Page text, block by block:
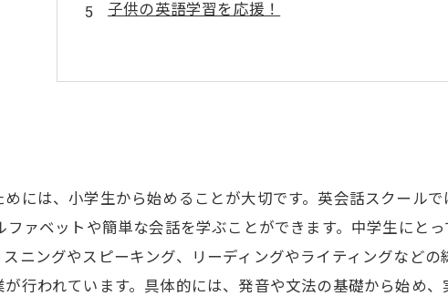
子供の英語学習を応援！
には、小学生から始めることが大切です。英会話スクール
ァベットや簡単な会話を学ぶことができます。中学生にと
ニングやスピーキング、リーディングやライティングなど
行われています。具体的には、発音や文法の基礎から始め